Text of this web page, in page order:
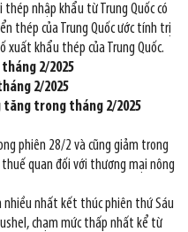
nhập khẩu từ Trung Quốc có
thép của Trung Quốc ước tính trị
xuất khẩu thép của Trung Quốc.
2/2025
2/2025
tăng trong tháng 2/2025
phiên 28/2 và cũng giảm trong
quan đối với thương mại nông
nhiều nhất kết thúc phiên thứ Sáu
chạm mức thấp nhất kể từ